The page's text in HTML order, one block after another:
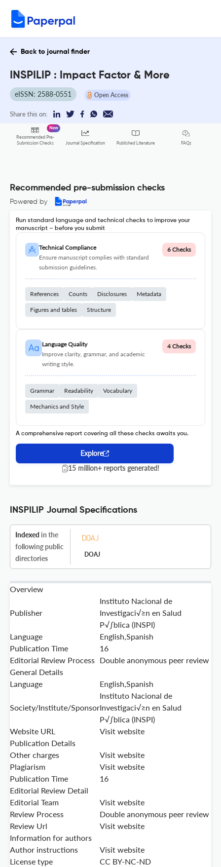
Back to journal finder
INSPILIP : Impact Factor & More
eISSN: 2588-0551 Open Access
Share this on:
Recommended Pre-
Submission Checks
New
Journal Specification Published Literature FAQs
Recommended pre-submission checks
Powered by
Run standard language and technical checks to improve your
manuscript – before you submit
Technical Compliance
Ensure manuscript complies with standard
submission guidelines.
6 Checks
References Counts Disclosures Metadata
Figures and tables Structure
Language Quality
Improve clarity, grammar, and academic
writing style.
4 Checks
Grammar Readability Vocabulary
Mechanics and Style
A comprehensive report covering all these checks awaits you.
Explore
15 million+ reports generated!
INSPILIP Journal Specifications
Indexed in the
following public
directories
DOAJ
Overview
Publisher
Instituto Nacional de
Investigaci√≥n en Salud
P√∫blica (INSPI)
Language
English,Spanish
Publication Time
16
Editorial Review Process Double anonymous peer review
General Details
Language
English,Spanish
Society/Institute/Sponsor
Instituto Nacional de
Investigaci√≥n en Salud
P√∫blica (INSPI)
Website URL
Visit website
Publication Details
Other charges
Visit website
Plagiarism
Visit website
Publication Time
16
Editorial Review Detail
Editorial Team
Visit website
Review Process
Double anonymous peer review
Review Url
Visit website
Information for authors
Author instructions
Visit website
License type
CC BY-NC-ND